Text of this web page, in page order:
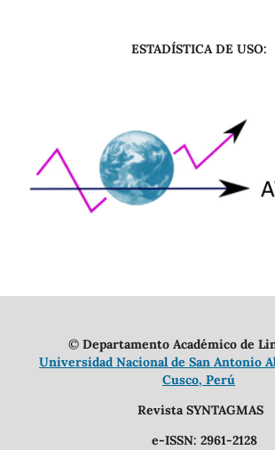
ESTADÍSTICA DE USO:
© Departamento Académico de
Universidad Nacional de San Antonio
Cusco, Perú
Revista SYNTAGMAS
e-ISSN: 2961-2128